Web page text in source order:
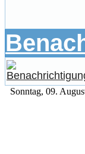
Sonntag, 09.